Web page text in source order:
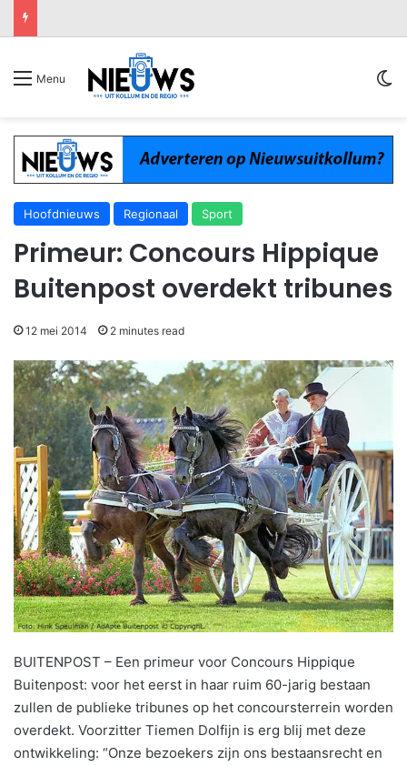
Menu
Hoofdnieuws Regionaal Sport
Primeur: Concours Hippique
Buitenpost overdekt tribunes
12 mei 2014 2 minutes read
BUITENPOST – Een primeur voor Concours Hippique
Buitenpost: voor het eerst in haar ruim 60-jarig bestaan
zullen de publieke tribunes op het concoursterrein worden
overdekt. Voorzitter Tiemen Dolfijn is erg blij met deze
ontwikkeling: “Onze bezoekers zijn ons bestaansrecht en